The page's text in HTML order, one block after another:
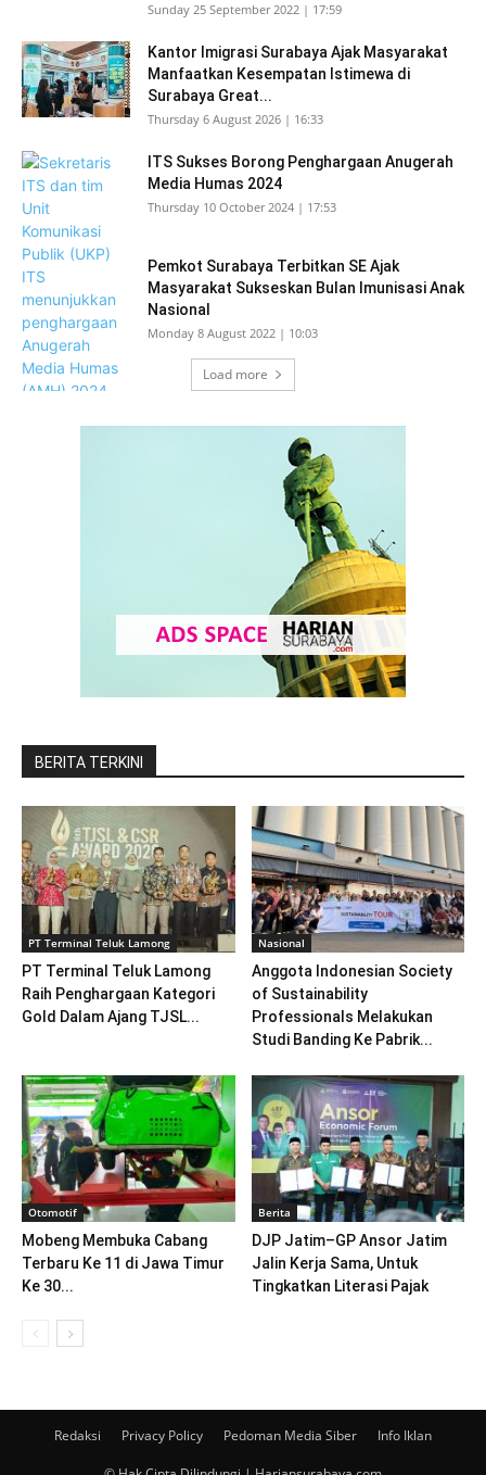
Sunday 25 September 2022 | 17:59
Kantor Imigrasi Surabaya Ajak Masyarakat
Manfaatkan Kesempatan Istimewa di
Surabaya Great...
Thursday 6 August 2026 | 16:33
ITS Sukses Borong Penghargaan Anugerah
Media Humas 2024
Thursday 10 October 2024 | 17:53
Pemkot Surabaya Terbitkan SE Ajak
Masyarakat Sukseskan Bulan Imunisasi Anak
Nasional
Monday 8 August 2022 | 10:03
Load more
BERITA TERKINI
PT Terminal Teluk Lamong
PT Terminal Teluk Lamong
Raih Penghargaan Kategori
Gold Dalam Ajang TJSL...
Nasional
Anggota Indonesian Society
of Sustainability
Professionals Melakukan
Studi Banding Ke Pabrik...
Otomotif
Mobeng Membuka Cabang
Terbaru Ke 11 di Jawa Timur
Ke 30...
Berita
DJP Jatim–GP Ansor Jatim
Jalin Kerja Sama, Untuk
Tingkatkan Literasi Pajak
Redaksi Privacy Policy Pedoman Media Siber Info Iklan